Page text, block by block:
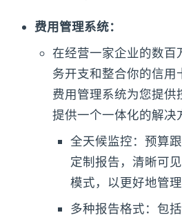
费用管理系统：
在经营一家企业的数百
务开支和整合你的信用
费用管理系统为您提供
提供一个一体化的解决
全天候监控：预算
定制报告，清晰可
模式，以更好地管
多种报告格式：包